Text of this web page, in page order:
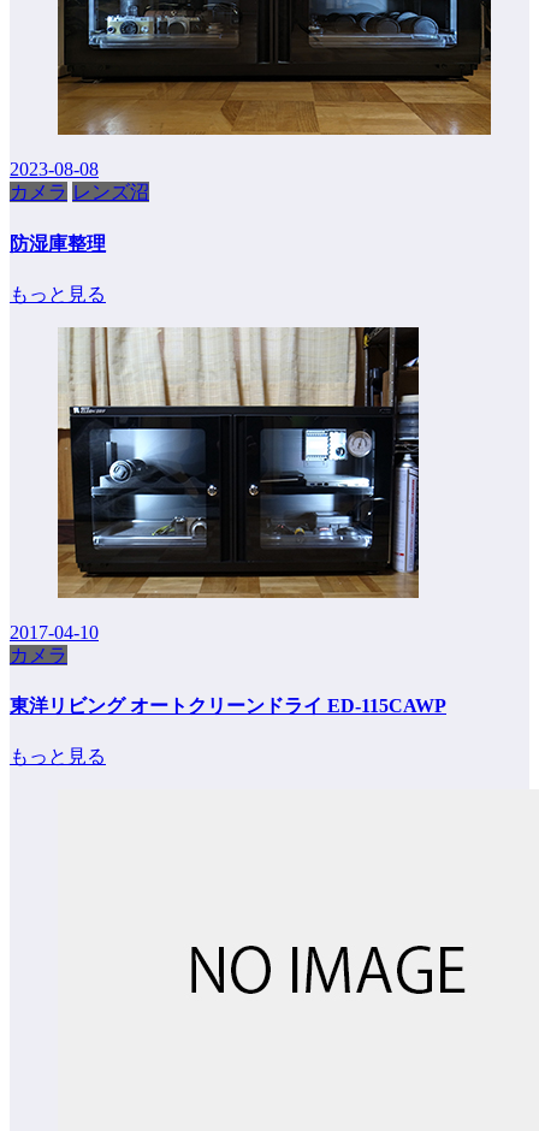
2023-08-08
カメラ レンズ沼
防湿庫整理
もっと見る
2017-04-10
カメラ
東洋リビング オートクリーンドライ ED-115CAWP
もっと見る